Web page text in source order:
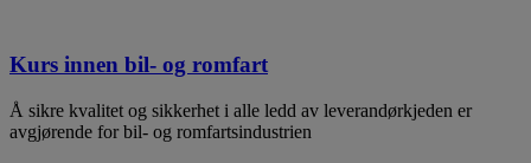
Kurs innen bil- og romfart
Å sikre kvalitet og sikkerhet i alle ledd av leverandørkjeden er
avgjørende for bil- og romfartsindustrien